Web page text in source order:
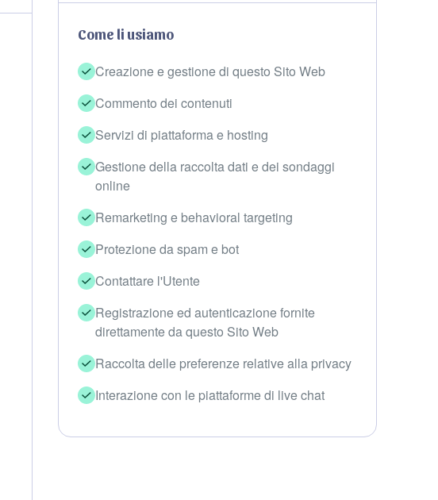
Come li usiamo
Creazione e gestione di questo Sito Web
Commento dei contenuti
Servizi di piattaforma e hosting
Gestione della raccolta dati e dei sondaggi
online
Remarketing e behavioral targeting
Protezione da spam e bot
Contattare l'Utente
Registrazione ed autenticazione fornite
direttamente da questo Sito Web
Raccolta delle preferenze relative alla privacy
Interazione con le piattaforme di live chat